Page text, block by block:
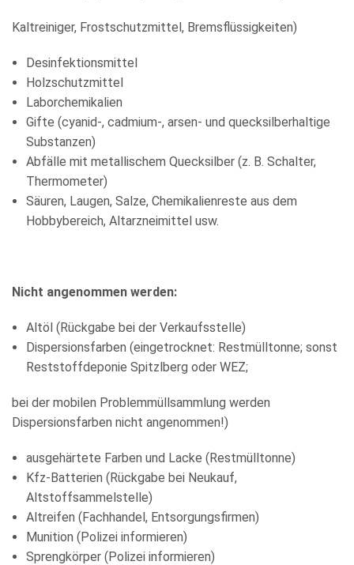
Kaltreiniger, Frostschutzmittel, Bremsflüssigkeiten)
Desinfektionsmittel
Holzschutzmittel
Laborchemikalien
Gifte (cyanid-, cadmium-, arsen- und quecksilberhaltige
Substanzen)
Abfälle mit metallischem Quecksilber (z. B. Schalter,
Thermometer)
Säuren, Laugen, Salze, Chemikalienreste aus dem
Hobbybereich, Altarzneimittel usw.
Nicht angenommen werden:
Altöl (Rückgabe bei der Verkaufsstelle)
Dispersionsfarben (eingetrocknet: Restmülltonne; sonst
Reststoffdeponie Spitzlberg oder WEZ;
bei der mobilen Problemmüllsammlung werden
Dispersionsfarben nicht angenommen!)
ausgehärtete Farben und Lacke (Restmülltonne)
Kfz-Batterien (Rückgabe bei Neukauf,
Altstoffsammelstelle)
Altreifen (Fachhandel, Entsorgungsfirmen)
Munition (Polizei informieren)
Sprengkörper (Polizei informieren)